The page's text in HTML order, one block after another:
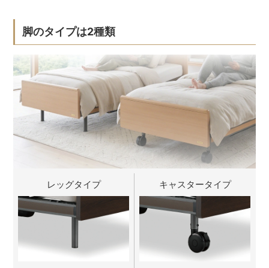
脚のタイプは2種類
レッグタイプ キャスタータイプ